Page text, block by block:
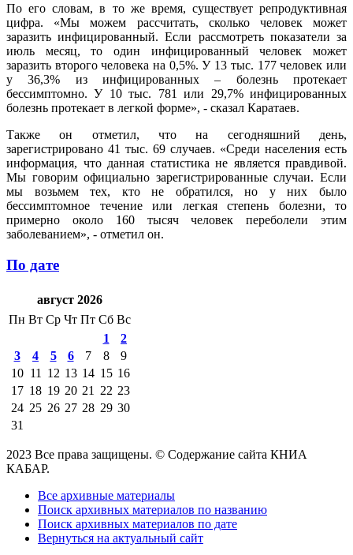
По его словам, в то же время, существует репродуктивная
цифра. «Мы можем рассчитать, сколько человек может
заразить инфицированный. Если рассмотреть показатели за
июль месяц, то один инфицированный человек может
заразить второго человека на 0,5%. У 13 тыс. 177 человек или
у 36,3% из инфицированных – болезнь протекает
бессимптомно. У 10 тыс. 781 или 29,7% инфицированных
болезнь протекает в легкой форме», - сказал Каратаев.
Также он отметил, что на сегодняшний день,
зарегистрировано 41 тыс. 69 случаев. «Среди населения есть
информация, что данная статистика не является правдивой.
Мы говорим официально зарегистрированные случаи. Если
мы возьмем тех, кто не обратился, но у них было
бессимптомное течение или легкая степень болезни, то
примерно около 160 тысяч человек переболели этим
заболеванием», - отметил он.
По дате
август 2026
Пн Вт Ср Чт Пт Сб Вс
1
2
3
4 5 6 7 8
9
10 11 12 13 14 15 16
17 18 19 20 21 22 23
24 25 26 27 28 29 30
31
2023 Все права защищены. © Содержание сайта КНИА
КАБАР.
Все архивные материалы
Поиск архивных материалов по названию
Поиск архивных материалов по дате
Вернуться на актуальный сайт